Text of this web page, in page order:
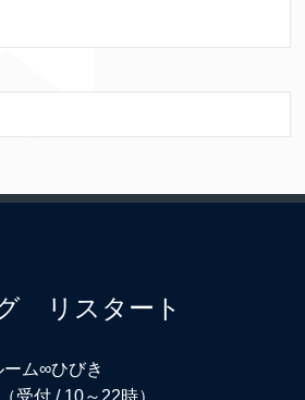
リスタート
ム∞ひびき
（受付 / 10～22時）